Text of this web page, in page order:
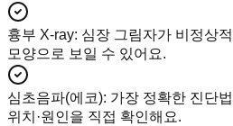
흉부 X-ray: 심장 그림자가 비정상
모양으로 보일 수 있어요.
심초음파(에코): 가장 정확한 진단
위치·원인을 직접 확인해요.